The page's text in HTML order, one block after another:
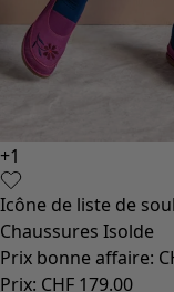
+1
Icône de liste de
Chaussures Isolde
Prix bonne affaire:
Prix: CHF 179.00